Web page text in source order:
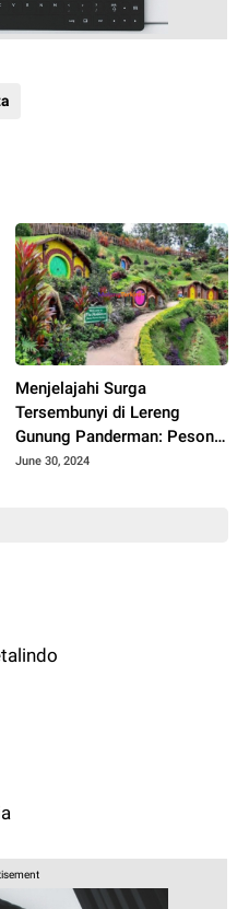
Menjelajahi Surga
Tersembunyi di Lereng
Gunung Panderman: Pesona
Batu Flower Garden
June 30, 2024